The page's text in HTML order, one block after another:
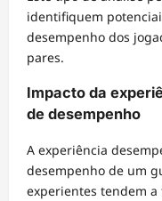
identifiquem
desempenho dos
pares.
Impacto da
de desempenho
A experiência
desempenho de um
experientes tendem